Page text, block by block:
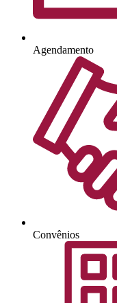
Agendamento
Convênios